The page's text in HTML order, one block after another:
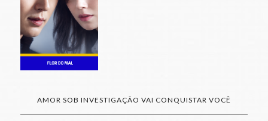
AMOR SOB INVESTIGAÇÃO VAI CONQUISTAR VOCÊ